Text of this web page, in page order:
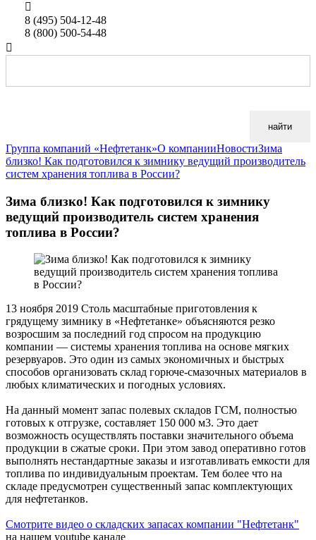

8 (495) 504-12-48
8 (800) 500-54-48

найти
Группа компаний «Нефтетанк»О компанииНовостиЗима
близко! Как подготовился к зимнику ведущий производитель
систем хранения топлива в России?
Зима близко! Как подготовился к зимнику
ведущий производитель систем хранения
топлива в России?
13 ноября 2019 Столь масштабные приготовления к
грядущему зимнику в «Нефтетанке» объясняются резко
возросшим за последний год спросом на продукцию
компании — системы хранения топлива на основе мягких
резервуаров. Это один из самых экономичных и быстрых
способов организовать склад горюче-смазочных материалов в
любых климатических и погодных условиях.
На данный момент запас полевых складов ГСМ, полностью
готовых к отгрузке, составляет 150 000 м3. Это дает
возможность осуществлять поставки значительного объема
продукции в сжатые сроки. При этом завод оперативно готов
выполнять нестандартные заказы и изготавливать емкости для
топлива по индивидуальным проектам. Тем более что на
складе предусмотрен существенный запас комплектующих
для нефтетанков.
Смотрите видео о складских запасах компании "Нефтетанк"
на нашем youtube канале